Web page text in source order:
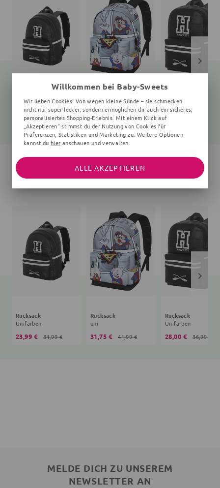
Rucksack
Unifarben
23,99 € 31,99 €
Rucksack
uni
31,75 € 41,99 €
Rucksack
Unifarben
28,00 €
Rucksack
Unifarben
23,99 € 31,99 €
Rucksack
uni
31,75 € 41,99 €
Rucksack
Unifarben
28,00 € 36,99 €
MELDE DICH ZU UNSEREM
NEWSLETTER AN
Willkommen bei Baby-Sweets
Wir lieben Cookies! Von wegen kleine Sünde – sie schmecken
nicht nur super lecker, sondern ermöglichen dir auch ein sicheres,
personalisiertes Shopping-Erlebnis. Mit einem Klick auf
„Akzeptieren“ stimmst du der Nutzung von Cookies für
Präferenzen, Statistiken und Marketing zu. Weitere Optionen
kannst du hier anschauen und verwalten.
ALLE AKZEPTIEREN